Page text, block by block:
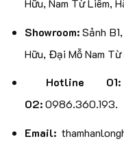
Hữu, Nam Từ Liêm,
Showroom:Sảnh
Hữu, Đại Mỗ Nam Từ
Hotline 01:
02:0986.360.193.
Email: